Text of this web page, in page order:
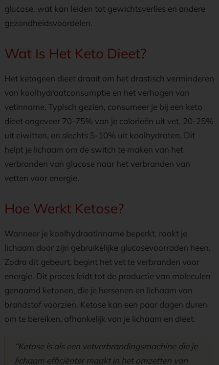
glucose, wat kan leiden tot gewichtsverlies en andere
gezondheidsvoordelen.
Wat Is Het Keto Dieet?
Het ketogeen dieet draait om het drastisch verminderen
van koolhydraatconsumptie en het verhogen van
vetinname. Typisch gezien, consumeer je bij een keto
dieet ongeveer 70-75% van je calorieën uit vet, 20-25%
uit eiwitten, en slechts 5-10% uit koolhydraten. Dit
helpt je lichaam om de switch te maken van het
verbranden van glucose naar het verbranden van
vetten voor energie.
Hoe Werkt Ketose?
Wanneer je koolhydraatinname beperkt, raakt je
lichaam door zijn gebruikelijke glucosevoorraden heen.
Zodra dit gebeurt, begint het vet te verbranden voor
energie. Dit proces leidt tot de productie van moleculen
genaamd ketonen, die je hersenen en lichaam van
brandstof voorzien. Ketose kan een paar dagen duren
om te bereiken, afhankelijk van je lichaam en dieet.
“Ketose is als een vetverbrandingsmachine die je
lichaam efficiënter maakt in het omzetten van